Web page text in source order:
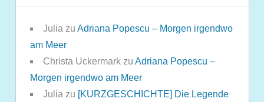
Julia zu Adriana Popescu – Morgen irgendwo
am Meer
Christa Uckermarkzu Adriana Popescu –
Morgen irgendwo am Meer
Julia zu [KURZGESCHICHTE] Die Legende